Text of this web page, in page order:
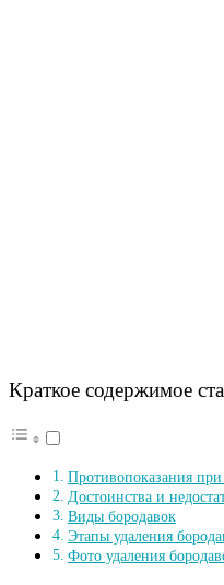
Краткое содержимое
Противопоказания
Достоинства и
Виды бородавок
Этапы удаления
Фото удаления